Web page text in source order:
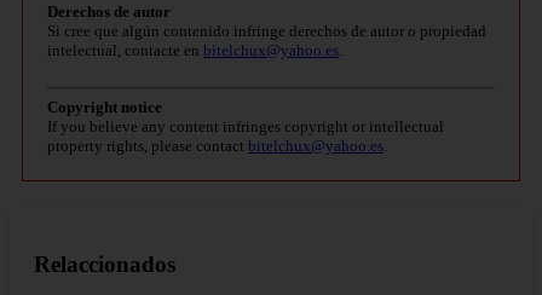
Derechos de autor
Si cree que algún contenido infringe derechos de autor o propiedad
intelectual, contacte en bitelchux@yahoo.es
Copyright notice
If you believe any content infringes copyright or intellectual
property rights, please contact bitelchux@yahoo.es
Relaccionados